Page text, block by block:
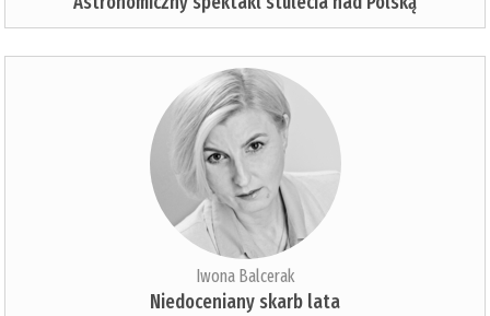
Iwona Balcerak
Niedoceniany skarb lata